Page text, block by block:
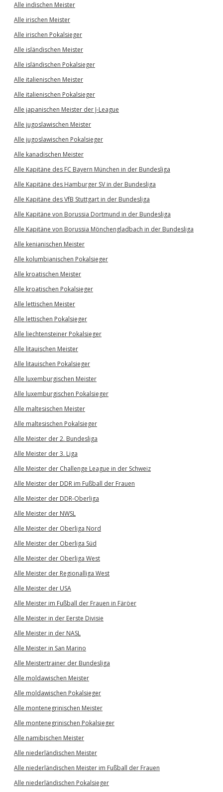
Alle indischen Meister
Alle irischen Meister
Alle irischen Pokalsieger
Alle isländischen Meister
Alle isländischen Pokalsieger
Alle italienischen Meister
Alle italienischen Pokalsieger
Alle japanischen Meister der J-League
Alle jugoslawischen Meister
Alle jugoslawischen Pokalsieger
Alle kanadischen Meister
Alle Kapitäne des FC Bayern München in der Bundesliga
Alle Kapitäne des Hamburger SV in der Bundesliga
Alle Kapitäne des VfB Stuttgart in der Bundesliga
Alle Kapitäne von Borussia Dortmund in der Bundesliga
Alle Kapitäne von Borussia Mönchengladbach in der Bundesliga
Alle kenianischen Meister
Alle kolumbianischen Pokalsieger
Alle kroatischen Meister
Alle kroatischen Pokalsieger
Alle lettischen Meister
Alle lettischen Pokalsieger
Alle liechtensteiner Pokalsieger
Alle litauischen Meister
Alle litauischen Pokalsieger
Alle luxemburgischen Meister
Alle luxemburgischen Pokalsieger
Alle maltesischen Meister
Alle maltesischen Pokalsieger
Alle Meister der 2. Bundesliga
Alle Meister der 3. Liga
Alle Meister der Challenge League in der Schweiz
Alle Meister der DDR im Fußball der Frauen
Alle Meister der DDR-Oberliga
Alle Meister der NWSL
Alle Meister der Oberliga Nord
Alle Meister der Oberliga Süd
Alle Meister der Oberliga West
Alle Meister der Regionalliga West
Alle Meister der USA
Alle Meister im Fußball der Frauen in Färöer
Alle Meister in der Eerste Divisie
Alle Meister in der NASL
Alle Meister in San Marino
Alle Meistertrainer der Bundesliga
Alle moldawischen Meister
Alle moldawischen Pokalsieger
Alle montenegrinischen Meister
Alle montenegrinischen Pokalsieger
Alle namibischen Meister
Alle niederländischen Meister
Alle niederländischen Meister im Fußball der Frauen
Alle niederländischen Pokalsieger